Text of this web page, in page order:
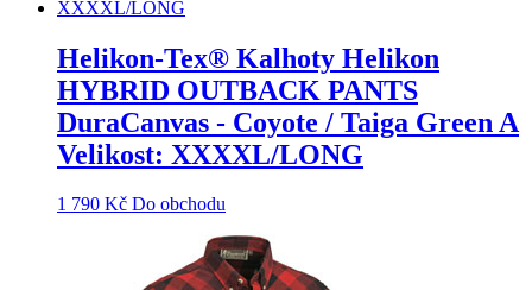
Helikon-Tex® Kalhoty Helikon
HYBRID OUTBACK PANTS
DuraCanvas - Coyote / Taiga Green A
Velikost: XXXXL/LONG
1 790 Kč Do obchodu